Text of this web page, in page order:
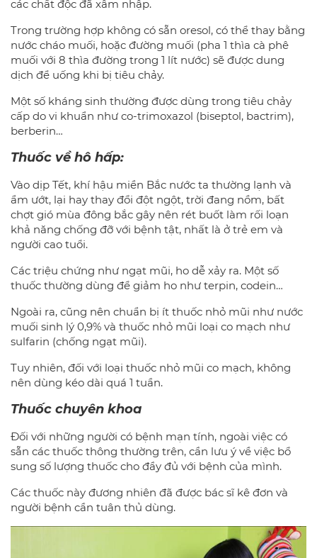
các chất độc đã xâm nhập.
Trong trường hợp không có sẵn oresol, có thể thay bằng
nước cháo muối, hoặc đường muối (pha 1 thìa cà phê
muối với 8 thìa đường trong 1 lít nước) sẽ được dung
dịch để uống khi bị tiêu chảy.
Một số kháng sinh thường được dùng trong tiêu chảy
cấp do vi khuẩn như co-trimoxazol (biseptol, bactrim),
berberin…
Thuốc về hô hấp:
Vào dịp Tết, khí hậu miền Bắc nước ta thường lạnh và
ẩm ướt, lại hay thay đổi đột ngột, trời đang nồm, bất
chợt gió mùa đông bắc gây nên rét buốt làm rối loạn
khả năng chống đỡ với bệnh tật, nhất là ở trẻ em và
người cao tuổi.
Các triệu chứng như ngạt mũi, ho dễ xảy ra. Một số
thuốc thường dùng để giảm ho như terpin, codein…
Ngoài ra, cũng nên chuẩn bị ít thuốc nhỏ mũi như nước
muối sinh lý 0,9% và thuốc nhỏ mũi loại co mạch như
sulfarin (chống ngạt mũi).
Tuy nhiên, đối với loại thuốc nhỏ mũi co mạch, không
nên dùng kéo dài quá 1 tuần.
Thuốc chuyên khoa
Đối với những người có bệnh mạn tính, ngoài việc có
sẵn các thuốc thông thường trên, cần lưu ý về việc bổ
sung số lượng thuốc cho đầy đủ với bệnh của mình.
Các thuốc này đương nhiên đã được bác sĩ kê đơn và
người bệnh cần tuân thủ dùng.